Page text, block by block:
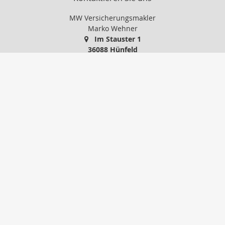
MW Versicherungsmakler
Marko Wehner
Im Stauster 1
36088 Hünfeld